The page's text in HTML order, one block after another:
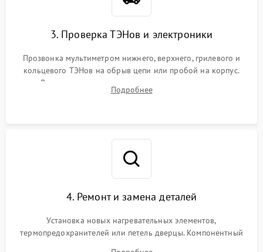
3. Проверка ТЭНов и электроники
Прозвонка мультиметром нижнего, верхнего, грилевого и
кольцевого ТЭНов на обрыв цепи или пробой на корпус.
Диагностика термостата, датчиков температуры,
переключателя режимов и мотора конвекции.
Подробнее
4. Ремонт и замена деталей
Установка новых нагревательных элементов,
термопредохранителей или петель дверцы. Компонентный